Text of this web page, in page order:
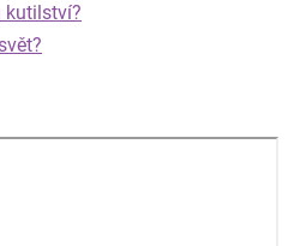
kutilství?